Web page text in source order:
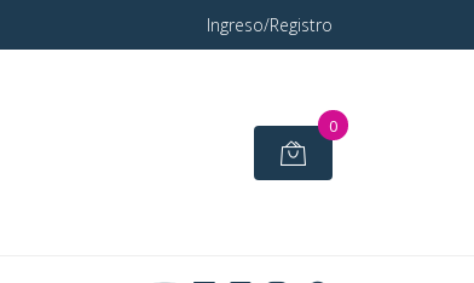
Ingreso/Registro
0